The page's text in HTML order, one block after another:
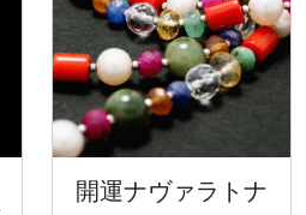
開運ナヴァラトナ